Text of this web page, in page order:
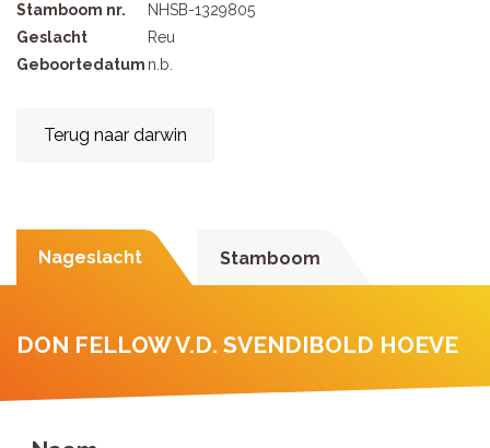
Stamboom nr.
NHSB-1329805
Geslacht
Reu
Geboortedatum n.b.
Terug naar darwin
Nageslacht Stamboom
DON FELLOW V.D. SVENDIBOLD HOEVE